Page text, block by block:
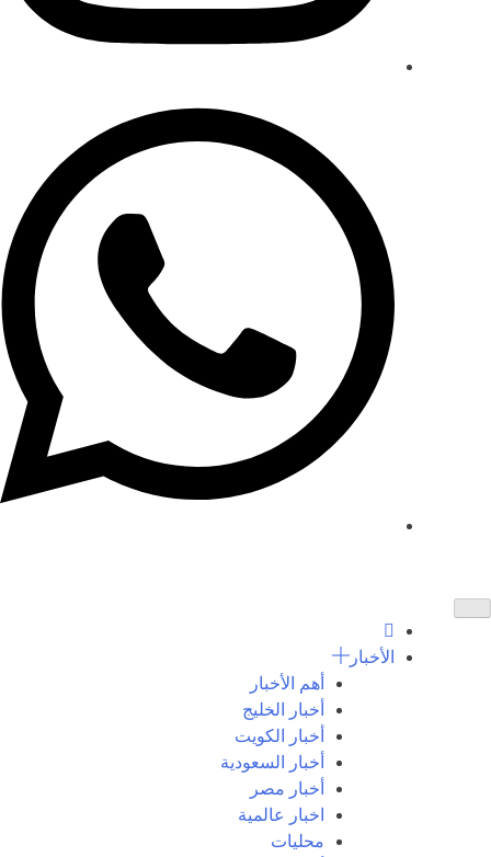
الأخبار
أهم الأخبار
أخبار الخليج
أخبار الكويت
أخبار السعودية
أخبار مصر
اخبار عالمية
محليات